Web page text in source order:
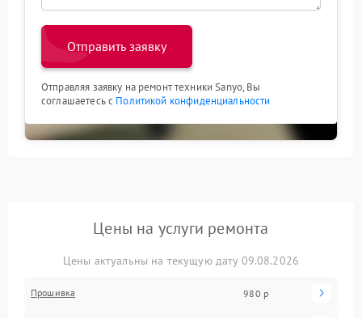
Отправить заявку
Отправляя заявку на ремонт техники Sanyo, Вы
соглашаетесь с Политикой конфиденциальности
Цены на услуги ремонта
Цены актуальны на текущую дату 09.08.2026
Прошивка 980 р